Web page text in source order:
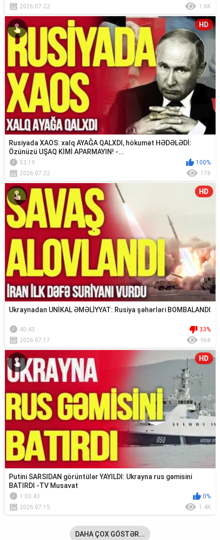
2026.07.22
1.6K
HD
Rusiyada XAOS: xalq AYAĞA QALXDI, hökumət HƏDƏLƏDİ:
Özünüzü UŞAQ KİMİ APARMAYIN! -...
53:19
100%
2026.07.22
178
HD
Ukraynadan UNİKAL ƏMƏLİYYAT: Rusiya şəhərləri BOMBALANDI
40:43
33%
2026.07.17
968
HD
Putini SARSIDAN görüntülər YAYILDI: Ukrayna rus gəmisini
BATIRDI -TV Musavat
1:03:43
0%
2026.07.15
1.4K
DAHA ÇOX GÖSTƏR...